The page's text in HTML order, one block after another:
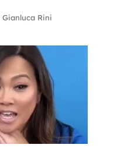
Gianluca Rini